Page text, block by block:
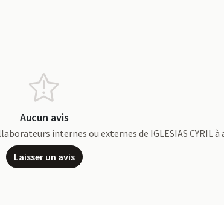
Aucun avis
internes ou externes de IGLESIAS CYRIL à
Laisser un avis